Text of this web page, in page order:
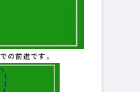
の前進です。